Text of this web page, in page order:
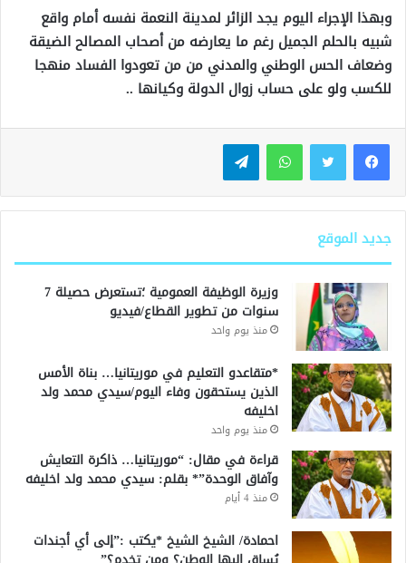
وبهذا الإجراء اليوم يجد الزائر لمدينة النعمة نفسه أمام واقع
شبيه بالحلم الجميل رغم ما يعارضه من أصحاب المصالح الضيقة
وضعاف الحس الوطني والمدني من من تعودوا الفساد منهجا
للكسب ولو على حساب زوال الدولة وكيانها ..
واتساب تيلقرام
جديد الموقع
وزيرة الوظيفة العمومية ؛تستعرض حصيلة 7
سنوات من تطوير القطاع/فيديو
منذ يوم واحد
*متقاعدو التعليم في موريتانيا… بناة الأمس
الذين يستحقون وفاء اليوم/سيدي محمد ولد
اخليفه
منذ يوم واحد
قراءة في مقال: “موريتانيا… ذاكرة التعايش
وآفاق الوحدة”* بقلم: سيدي محمد ولد اخليفه
منذ 4 أيام
احمادة/ الشيخ الشيخ *يكتب :”إلى أي أجندات